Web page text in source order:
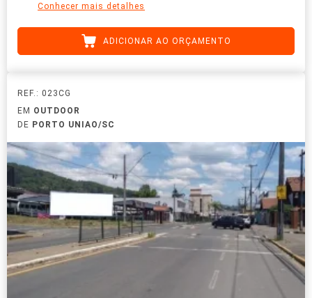
Conhecer mais detalhes
ADICIONAR AO ORÇAMENTO
REF.: 023CG
EM OUTDOOR
DE PORTO UNIAO/SC